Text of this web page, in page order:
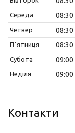
Середа 08:30
Четвер 08:30
Пʼятниця 08:30
Субота 09:00
Неділя 09:00
Контакти